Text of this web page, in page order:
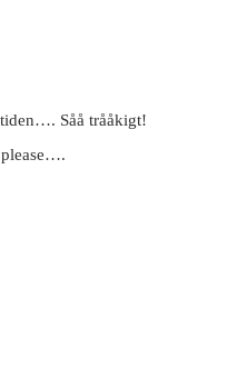
tiden…. Såå trååkigt!